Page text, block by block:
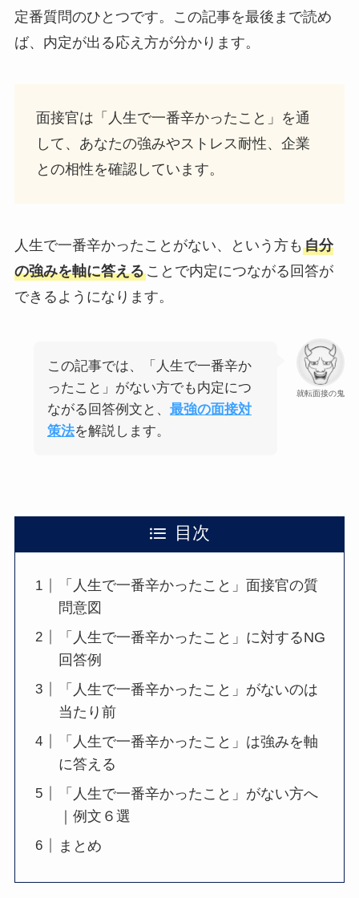
定番質問のひとつです。この記事を最後まで読め
ば、内定が出る応え方が分かります。
面接官は「人生で一番辛かったこと」を通
して、あなたの強みやストレス耐性、企業
との相性を確認しています。
人生で一番辛かったことがない、という方も 自分
の強みを軸に答えることで内定につながる回答が
できるようになります。
就転面接の鬼
この記事では、「人生で一番辛か
ったこと」がない方でも内定につ
ながる回答例文と、 最強の面接対
策法を解説します。
目次
「人生で一番辛かったこと」面接官の質
問意図
「人生で一番辛かったこと」に対するNG
回答例
「人生で一番辛かったこと」がないのは
当たり前
「人生で一番辛かったこと」は強みを軸
に答える
「人生で一番辛かったこと」がない方へ
｜例文６選
まとめ